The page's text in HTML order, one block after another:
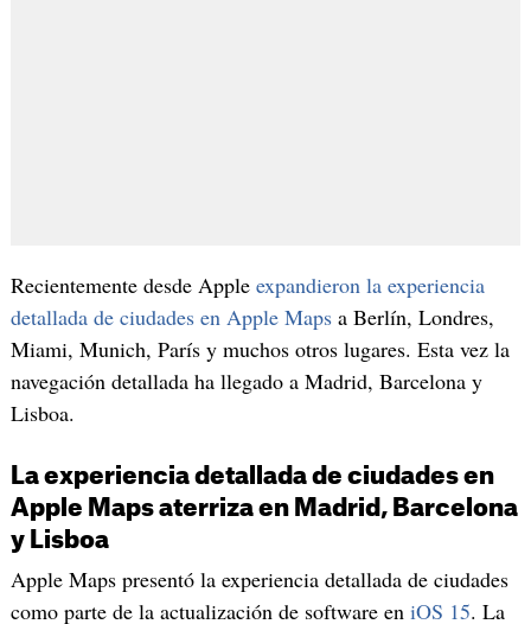
Recientemente desde Apple expandieron la experiencia
detallada de ciudades en Apple Mapsa Berlín, Londres,
Miami, Munich, París y muchos otros lugares. Esta vez la
navegación detallada ha llegado a Madrid, Barcelona y
Lisboa.
La experiencia detallada de ciudades en
Apple Maps aterriza en Madrid, Barcelona
y Lisboa
Apple Maps presentó la experiencia detallada de ciudades
como parte de la actualización de software en iOS 15. La